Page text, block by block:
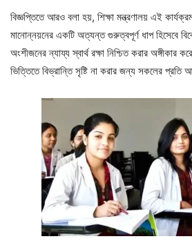
বিজ্ঞপ্তিতে আরও বলা হয়, শিক্ষা মন্ত্রণালয় এই
মানোন্নয়নের একটি অত্যন্ত গুরুত্বপূর্ণ ধাপ হিসেবে
অংশীজনের ন্যায্য স্বার্থ রক্ষা নিশ্চিত করার অঙ্গীকার
ভিত্তিতে বিভ্রান্তি সৃষ্টি না করার জন্য সকলের প্রতি